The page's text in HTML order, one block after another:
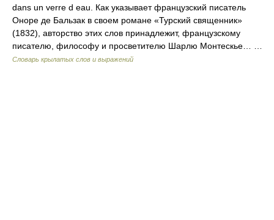
dans un verre d eau. Как указывает французский писатель
Оноре де Бальзак в своем романе «Турский священник»
(1832), авторство этих слов принадлежит, французскому
писателю, философу и просветителю Шарлю Монтескье… …
Словарь крылатых слов и выражений